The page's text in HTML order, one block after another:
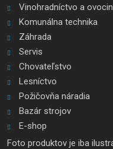
Vinohradníctvo a
Komunálna technika
Záhrada
Servis
Chovateľstvo
Lesníctvo
Požičovňa náradia
Bazár strojov
E-shop
Foto produktov je iba